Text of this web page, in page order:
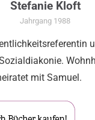
Stefanie Kloft
Jahrgang 1988
mit Samuel.